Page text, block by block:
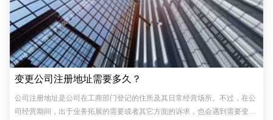
变更公司注册地址需要多久？
公司注册地址是公司在工商部门登记的住所及其日常经营场所。不过，在公
司经营期间，出于业务拓展的需要或者其它方面的诉求，也会遇到需要变更